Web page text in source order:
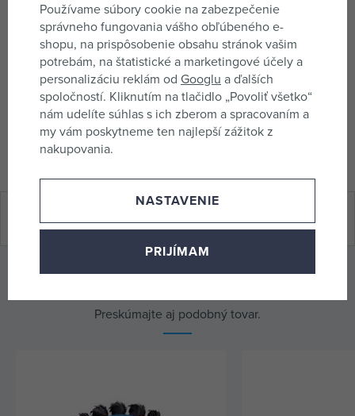
Obchodní parametry
Kód produktu 8819
EAN 8594010561061
Hodnotenie (0 x)
Preskúmajte aj podobný tovar.
Používame súbory cookie na zabezpečenie
správneho fungovania vášho obľúbeného e-
shopu, na prispôsobenie obsahu stránok vašim
potrebám, na štatistické a marketingové účely a
personalizáciu reklám od Googlu a ďalších
spoločností. Kliknutím na tlačidlo „Povoliť všetko“
nám udelíte súhlas s ich zberom a spracovaním a
my vám poskytneme ten najlepší zážitok z
nakupovania.
NASTAVENIE
PRIJÍMAM